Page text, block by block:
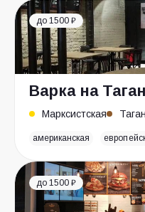
до 1500 ₽
Варка на
Марксистская
американская
до 1500 ₽